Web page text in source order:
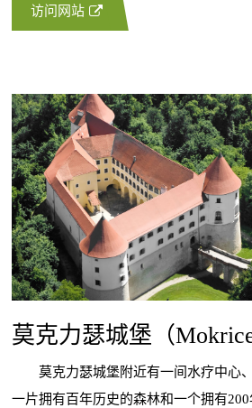
访问网站
莫克力瑟城堡（Mokrice
莫克力瑟城堡附近有一间水疗中心、
一片拥有百年历史的森林和一个拥有